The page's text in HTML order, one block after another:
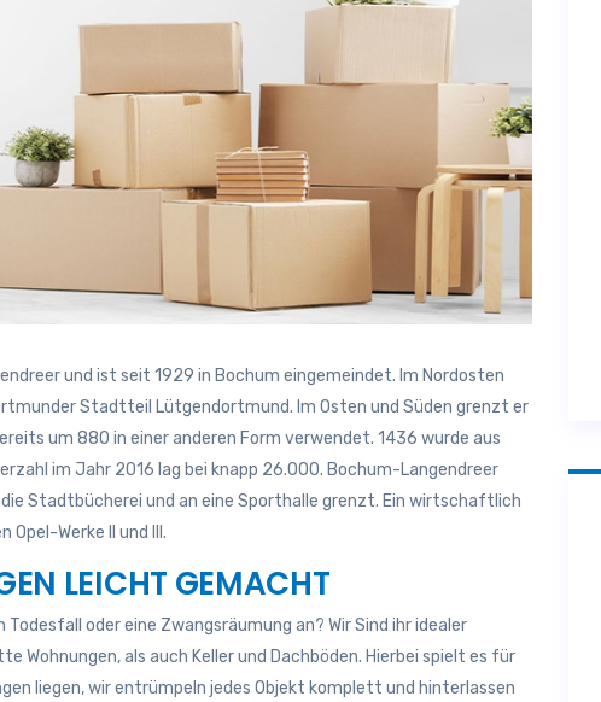
und ist seit 1929 in Bochum eingemeindet. Im Nordosten
Stadtteil Lütgendortmund. Im Osten und Süden grenzt er
um 880 in einer anderen Form verwendet. 1436 wurde aus
im Jahr 2016 lag bei knapp 26.000. Bochum-Langendreer
Stadtbücherei und an eine Sporthalle grenzt. Ein wirtschaftlich
Werke II und III.
LEICHT GEMACHT
oder eine Zwangsräumung an? Wir Sind ihr idealer
Wohnungen, als auch Keller und Dachböden. Hierbei spielt es für
liegen, wir entrümpeln jedes Objekt komplett und hinterlassen